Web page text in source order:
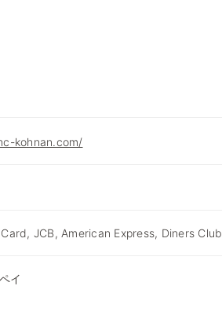
kohnan.com/
JCB, American Express, Diners Club
イ